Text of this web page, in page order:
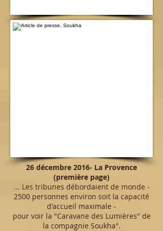
26 décembre 2016- La Provence
(première page)
... Les tribunes débordaient de monde -
2500 personnes environ soit la capacité
d'accueil maximale -
pour voir la "Caravane des Lumières" de
la compagnie Soukha".